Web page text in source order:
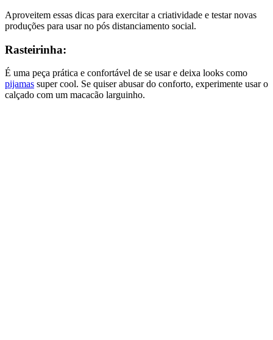
Aproveitem essas dicas para exercitar a criatividade e testar novas
produções para usar no pós distanciamento social.
Rasteirinha:
É uma peça prática e confortável de se usar e deixa looks como
pijamas super cool. Se quiser abusar do conforto, experimente usar o
calçado com um macacão larguinho.